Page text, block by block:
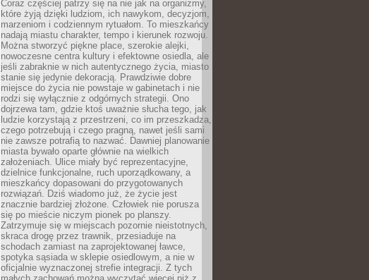
Coraz częściej patrzy się na nie jak na organizmy,
które żyją dzięki ludziom, ich nawykom, decyzjom,
marzeniom i codziennym rytuałom. To mieszkańcy
nadają miastu charakter, tempo i kierunek rozwoju.
Można stworzyć piękne place, szerokie alejki,
nowoczesne centra kultury i efektowne osiedla, ale
jeśli zabraknie w nich autentycznego życia, miasto
stanie się jedynie dekoracją. Prawdziwie dobre
miejsce do życia nie powstaje w gabinetach i nie
rodzi się wyłącznie z odgórnych strategii. Ono
dojrzewa tam, gdzie ktoś uważnie słucha tego, jak
ludzie korzystają z przestrzeni, co im przeszkadza,
czego potrzebują i czego pragną, nawet jeśli sami
nie zawsze potrafią to nazwać. Dawniej planowanie
miasta bywało oparte głównie na wielkich
założeniach. Ulice miały być reprezentacyjne,
dzielnice funkcjonalne, ruch uporządkowany, a
mieszkańcy dopasowani do przygotowanych
rozwiązań. Dziś wiadomo już, że życie jest
znacznie bardziej złożone. Człowiek nie porusza
się po mieście niczym pionek po planszy.
Zatrzymuje się w miejscach pozornie nieistotnych,
skraca drogę przez trawnik, przesiaduje na
schodach zamiast na zaprojektowanej ławce,
spotyka sąsiada w sklepie osiedlowym, a nie w
oficjalnie wyznaczonej strefie integracji. Z tych